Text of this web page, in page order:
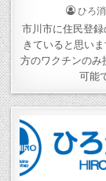
BY
ひろ
市川市に住民登
きていると思い
方のワクチンのみ
可能